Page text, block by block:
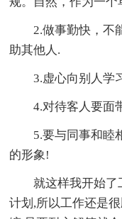
2.做事勤快，不能
助其他人.
3.虚心向别人学
4.对待客人要面
5.要与同事和睦相
的形象!
就这样我开始了
计划,所以工作还是